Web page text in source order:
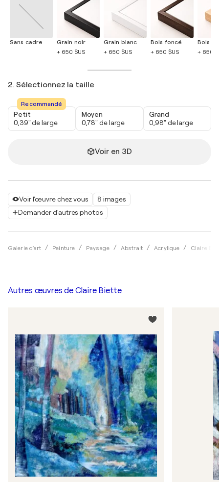
Voir l'œuvre chez vous
8 images
Demander d'autres photos
Galerie d'art Peinture Paysage Abstrait Acrylique Claire
Sans cadre
Grain noir
+ 650 $US
Grain blanc
+ 650 $US
Bois foncé
+ 650 $US
Bois
+ 650
2. Sélectionnez la taille
Recommandé
Petit
0,39" de large
Moyen
0,78" de large
Grand
0,98" de large
Voir en 3D
Autres œuvres de Claire Biette